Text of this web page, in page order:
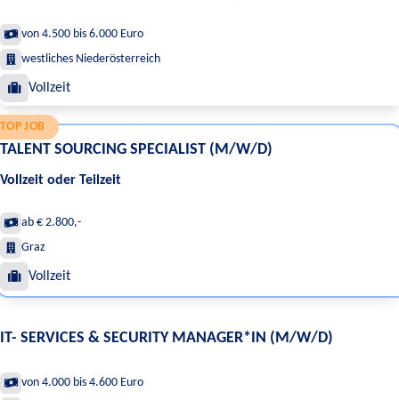
von 4.500 bis 6.000 Euro
westliches Niederösterreich
Vollzeit
TOP JOB
TALENT SOURCING SPECIALIST (M/W/D)
Vollzeit oder Teilzeit
ab € 2.800,-
Graz
Vollzeit
IT- SERVICES & SECURITY MANAGER*IN (M/W/D)
von 4.000 bis 4.600 Euro